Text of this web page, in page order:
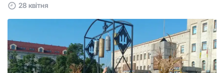
28 квітня